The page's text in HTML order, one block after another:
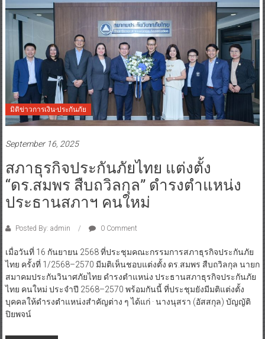
มิติข่าวการเงิน-ประกันภัย
September 16, 2025
สภาธุรกิจประกันภัยไทย แต่งตั้ง
“ดร.สมพร สืบถวิลกุล” ดำรงตำแหน่ง
ประธานสภาฯ คนใหม่
Posted By: admin 0 Comment
เมื่อวันที่ 16 กันยายน 2568 ที่ประชุมคณะกรรมการสภาธุรกิจประกันภัย
ไทย ครั้งที่ 1/2568–2570 มีมติเห็นชอบแต่งตั้ง ดร.สมพร สืบถวิลกุล นายก
สมาคมประกันวินาศภัยไทย ดำรงตำแหน่ง ประธานสภาธุรกิจประกันภัย
ไทย คนใหม่ ประจำปี 2568–2570 พร้อมกันนี้ ที่ประชุมยังมีมติแต่งตั้ง
บุคคลให้ดำรงตำแหน่งสำคัญต่าง ๆ ได้แก่ · นางนุสรา (อัสสกุล) บัญญัติ
ปิยพจน์